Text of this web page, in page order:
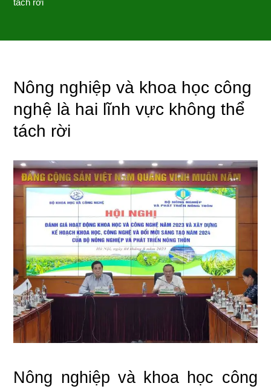
tách rời
Nông nghiệp và khoa học công
nghệ là hai lĩnh vực không thể
tách rời
Nông nghiệp và khoa học công